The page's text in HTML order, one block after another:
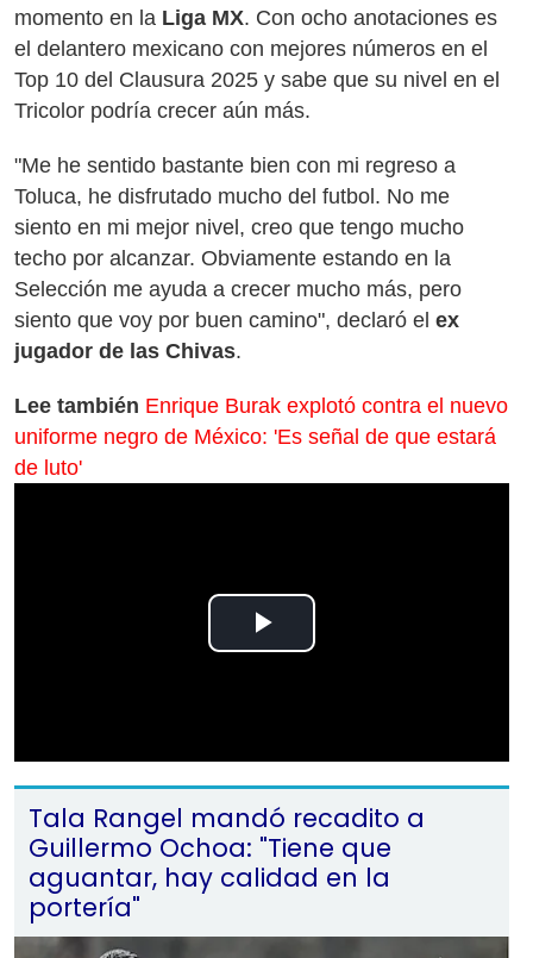
momento en la Liga MX. Con ocho anotaciones es
el delantero mexicano con mejores números en el
Top 10 del Clausura 2025 y sabe que su nivel en el
Tricolor podría crecer aún más.
"Me he sentido bastante bien con mi regreso a
Toluca, he disfrutado mucho del futbol. No me
siento en mi mejor nivel, creo que tengo mucho
techo por alcanzar. Obviamente estando en la
Selección me ayuda a crecer mucho más, pero
siento que voy por buen camino", declaró el ex
jugador de las Chivas.
Lee también Enrique Burak explotó contra el nuevo
uniforme negro de México: 'Es señal de que estará
de luto'
Play
Tala Rangel mandó recadito a
Guillermo Ochoa: "Tiene que
aguantar, hay calidad en la
portería"